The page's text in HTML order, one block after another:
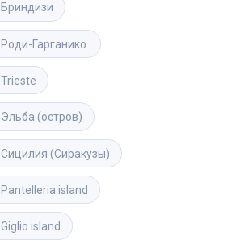
Бриндизи
Роди-Гарганико
Trieste
Эльба (остров)
Сицилия (Сиракузы)
Pantelleria island
Giglio island